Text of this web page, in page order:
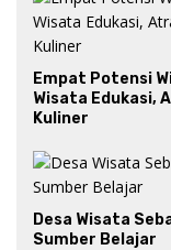
Empat Potensi
Wisata Edukasi,
Kuliner
Desa Wisata
Sumber Belajar